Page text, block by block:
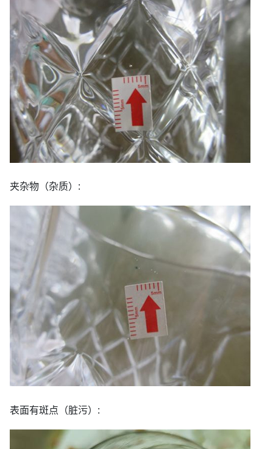
夹杂物（杂质）:
表面有斑点（脏污）: